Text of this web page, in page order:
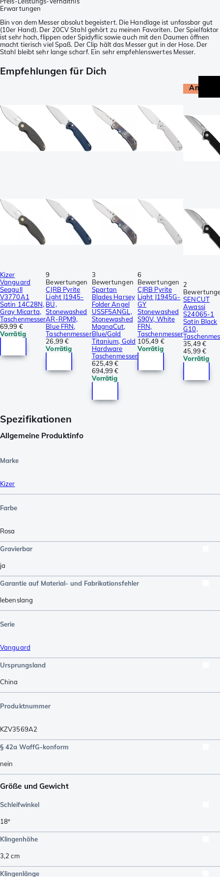
Erwartungen
Bin von dem Messer absolut begeistert. Die Handlage ist unfassbar gut
(10er Hand). Der 20CV Stahl gehört zu meinen Favoriten. Der Spielfaktor
ist sehr hoch, flippen oder Spidyflic sowie auch mit den Daumen öffnen
macht tierisch viel Spaß. Der Clip hält das Messer gut in der Hose. Der
Stahl bleibt sehr lange scharf. Ein sehr empfehlenswertes Messer.
Empfehlungen für Dich
Kizer
Vanguard
Seagull
V3770A1
Satin 14C28N,
Gray Micarta,
Taschenmesser
69,99 €
Vorrätig
9
Bewertungen
CJRB Pyrite
Light J1945-
BU,
Stonewashed
AR-RPM9,
Blue FRN,
Taschenmesser
26,99 €
Vorrätig
3
Bewertungen
Spartan
Blades Harsey
Folder Angel
USSF5ANGL,
Stonewashed
MagnaCut,
Blue/Gold
Titanium, Gold
Hardware
Taschenmesser
625,49 €
694,99 €
Vorrätig
6
Bewertungen
CJRB Pyrite
Light J1945G-
GY
Stonewashed
S90V, White
FRN,
Taschenmesser
105,49 €
Vorrätig
Angebot
2
SENCUT
Awassi
S24065-1
Satin Black
G10,
35,49 €
45,99 €
Vorrätig
Spezifikationen
Allgemeine Produktinfo
Marke
Kizer
Farbe
Rosa
Gravierbar
ja
Garantie auf Material- und Fabrikationsfehler
lebenslang
Serie
Vanguard
Ursprungsland
China
Produktnummer
KZV3569A2
§ 42a WaffG-konform
nein
Größe und Gewicht
Schleifwinkel
18º
Klingenhöhe
3,2 cm
Klingenlänge